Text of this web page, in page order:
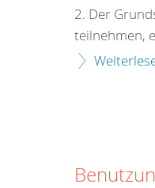
2. Der
teilnehmen,